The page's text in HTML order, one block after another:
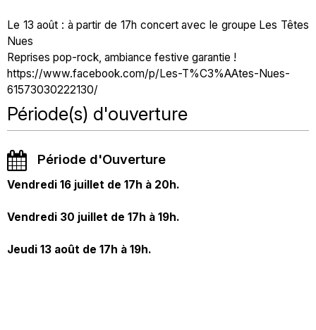
Le 13 août : à partir de 17h concert avec le groupe Les Têtes
Nues
Reprises pop-rock, ambiance festive garantie !
https://www.facebook.com/p/Les-T%C3%AAtes-Nues-
61573030222130/
Période(s) d'ouverture
Période d'Ouverture
Vendredi 16 juillet de 17h à 20h.
Vendredi 30 juillet de 17h à 19h.
Jeudi 13 août de 17h à 19h.